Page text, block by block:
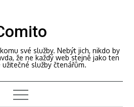
své služby. Nebýt jich, nikdo by
že ne každý web stejně jako ten
služby čtenářům.